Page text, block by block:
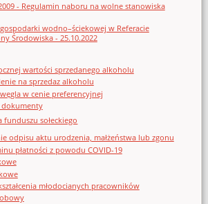
- Regulamin naboru na wolne stanowiska
wodno–ściekowej w Referacie
Środowiska - 25.10.2022
wartości sprzedanego alkoholu
na sprzedaz alkoholu
w cenie preferencyjnej
dokumenty
funduszu sołeckiego
odpisu aktu urodzenia, małżeństwa lub zgonu
płatności z powodu COVID-19
młodocianych pracowników